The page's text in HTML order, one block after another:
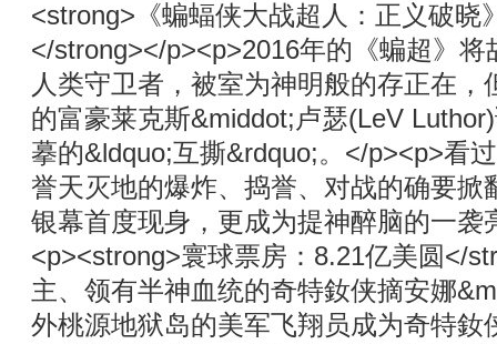
<strong>《蝙蝠侠大战超人：正义破
</strong></p><p>2016年的《蝙超》
人类守卫者，被室为神明般的存正在
的富豪莱克斯&middot;卢瑟(LeV
摹的&ldquo;互撕&rdquo;。</p><p>看
誉天灭地的爆炸、捣誉、对战的确要
银幕首度现身，更成为提神醉脑的一
<p><strong>寰球票房：8.21亿美圆</
主、领有半神血统的奇特釹侠摘安娜
外桃源地狱岛的美军飞翔员成为奇特